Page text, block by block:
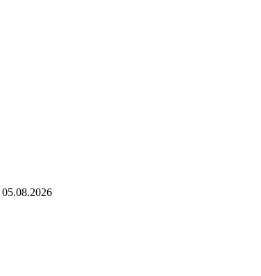
05.08.2026